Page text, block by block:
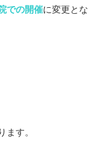
での開催に変更とな
ます。